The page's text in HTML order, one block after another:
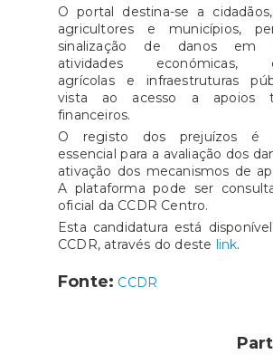
O portal destina-se a
agricultores e municípios,
sinalização de danos em
atividades económicas,
agrícolas e infraestruturas
vista ao acesso a apoios
financeiros.
O registo dos prejuízos é
essencial para a avaliação dos
ativação dos mecanismos de
A plataforma pode ser
oficial da CCDR Centro.
Esta candidatura está
CCDR, através do deste link.
Fonte: CCDR